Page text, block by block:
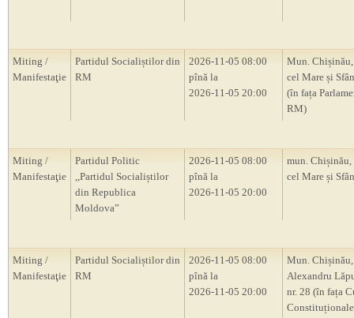
Miting /
Manifestaţie
Partidul Socialiștilor din
RM
2026-11-05 08:00
pînă la
2026-11-05 20:00
Mun.
cel Mare și
(în fața
RM)
Miting /
Manifestaţie
Partidul Politic
,,Partidul Socialiștilor
din Republica
Moldova”
2026-11-05 08:00
pînă la
2026-11-05 20:00
mun. Chișinău,
cel Mare și
Miting /
Manifestaţie
Partidul Socialiștilor din
RM
2026-11-05 08:00
pînă la
2026-11-05 20:00
Mun. Chișinău,
Alexandru
nr. 28 (în fața